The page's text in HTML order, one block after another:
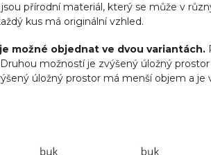
přírodní materiál, který se může v
kus má originální vzhled.
možné objednat ve dvou variantách.
možností je zvýšený úložný
úložný prostor má menší objem a